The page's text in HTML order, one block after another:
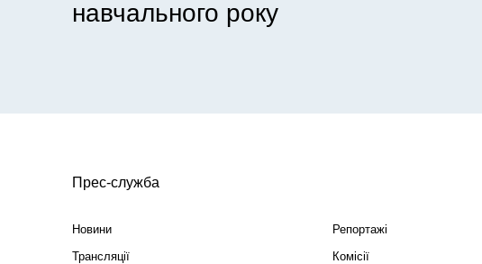
навчального року
Прес-служба
Новини
Репортажі
Трансляції
Комісії